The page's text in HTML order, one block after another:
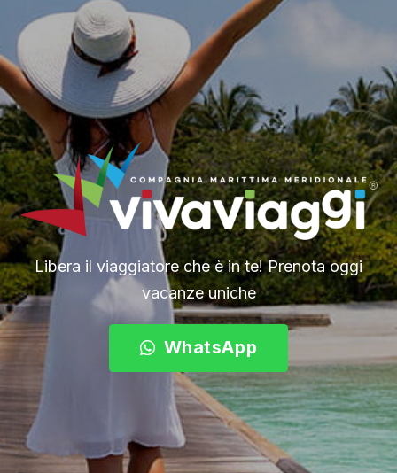
Libera il viaggiatore che è in te! Prenota oggi
vacanze uniche
WhatsApp